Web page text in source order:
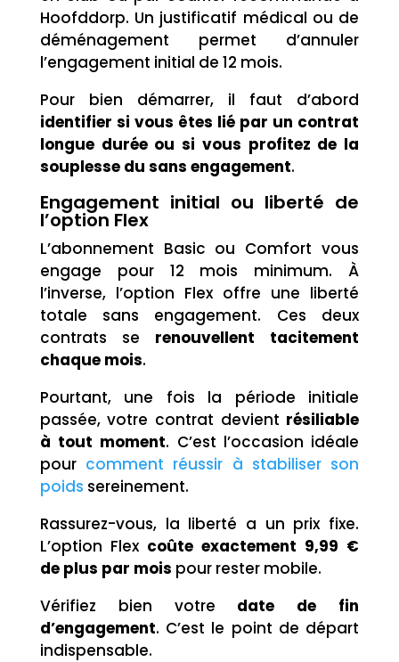
Hoofddorp. Un justificatif médical ou de
déménagement permet d’annuler
l’engagement initial de 12 mois.
Pour bien démarrer, il faut d’abord
identifier si vous êtes lié par un contrat
longue durée ou si vous profitez de la
souplesse du sans engagement.
Engagement initial ou liberté de
l’option Flex
L’abonnement Basic ou Comfort vous
engage pour 12 mois minimum. À
l’inverse, l’option Flex offre une liberté
totale sans engagement. Ces deux
contrats se renouvellent tacitement
chaque mois.
Pourtant, une fois la période initiale
passée, votre contrat devient résiliable
à tout moment. C’est l’occasion idéale
pour comment réussir à stabiliser son
poids sereinement.
Rassurez-vous, la liberté a un prix fixe.
L’option Flex coûte exactement 9,99 €
de plus par mois pour rester mobile.
Vérifiez bien votre date de fin
d’engagement. C’est le point de départ
indispensable.